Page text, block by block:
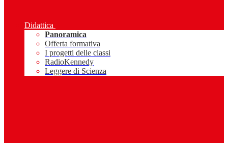
Didattica
Panoramica
Offerta formativa
I progetti delle classi
RadioKennedy
Leggere di Scienza